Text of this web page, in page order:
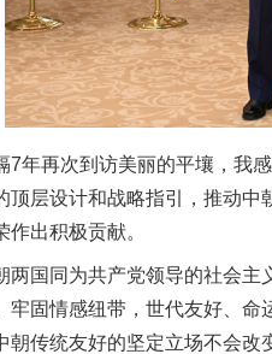
再次到访美丽的平壤，我感
顶层设计和战略指引，推动
出积极贡献。
同为共产党领导的社会主
牢固情感纽带，世代友好、
朝传统友好的坚定立场不会